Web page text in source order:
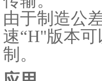
由于制造公
速“H"版本
制。